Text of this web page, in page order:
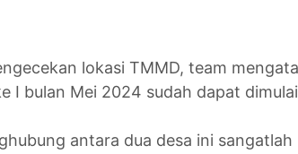
lokasi TMMD, team
I bulan Mei 2024 sudah dapat
antara dua desa ini